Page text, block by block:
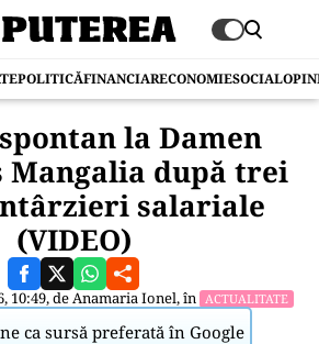
POLITICĂFINANCIARECONOMIESOCIAL
la Damen
Mangalia după trei
salariale
(VIDEO)
10:49, deAnamaria Ionel, în ACTUALITATE
ca sursă preferată în Google